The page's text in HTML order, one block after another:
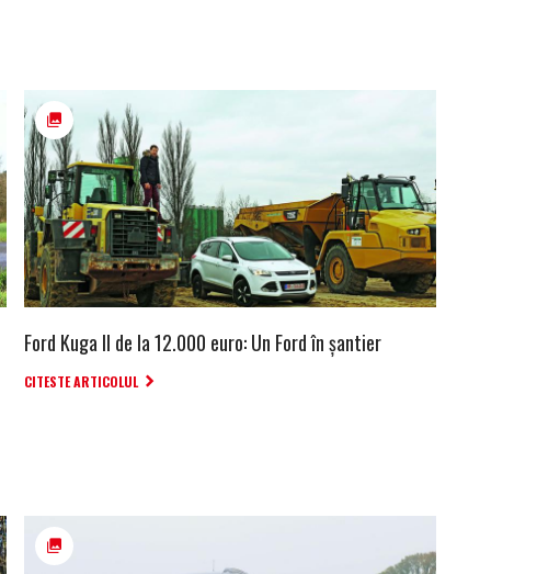
Ford Kuga II de la 12.000 euro: Un Ford în șantier
CITESTE ARTICOLUL